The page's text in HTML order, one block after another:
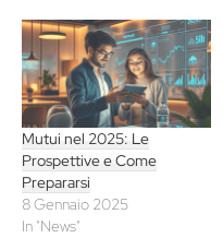
Mutui nel 2025: Le
Prospettive e Come
Prepararsi
8 Gennaio 2025
In "News"